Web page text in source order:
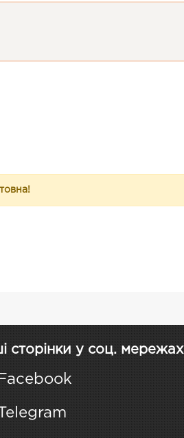
сторінки у соц. мережах
Facebook
Telegram